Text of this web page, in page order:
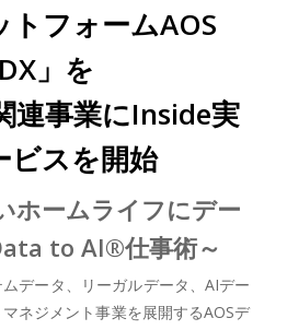
トフォームAOS
」を
連事業にInside実
ビスを開始
ホームライフにデー
to AI®仕事術～
データ、リーガルデータ、AIデー
ネジメント事業を展開するAOSデ